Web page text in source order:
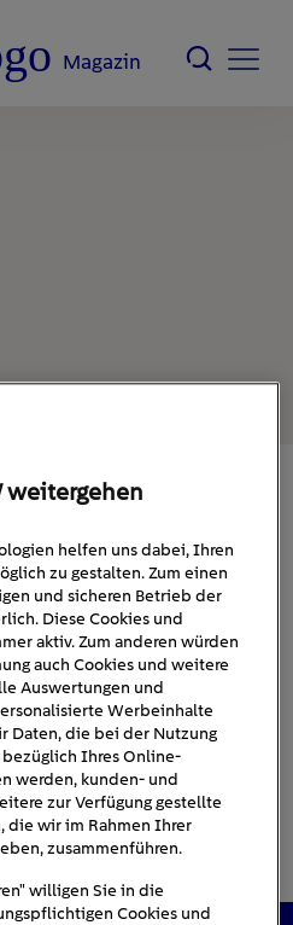
Magazin
weitergehen
helfen uns dabei, Ihren
zu gestalten. Zum einen
und sicheren Betrieb der
Diese Cookies und
aktiv. Zum anderen würden
auch Cookies und weitere
Auswertungen und
Werbeinhalte
Daten, die bei der Nutzung
Ihres Online-
werden, kunden- und
zur Verfügung gestellte
die wir im Rahmen Ihrer
zusammenführen.
willigen Sie in die
Cookies und